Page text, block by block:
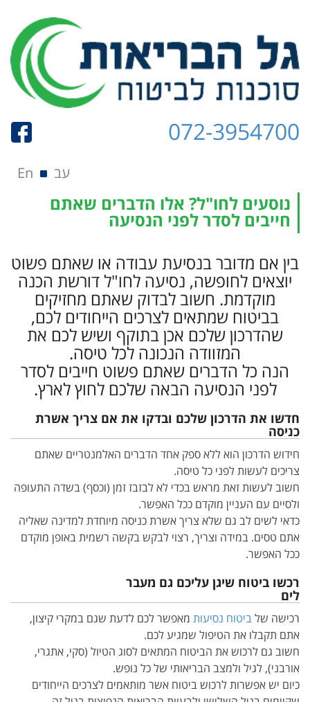
072-3954700
עב En
נוסעים לחו"ל? אלו הדברים שאתם
חייבים לסדר לפני הנסיעה
בין אם מדובר בנסיעת עבודה או שאתם פשוט
יוצאים לחופשה, נסיעה לחו"ל דורשת הכנה
מוקדמת. חשוב לבדוק שאתם מחזיקים
בביטוח שמתאים לצרכים הייחודים לכם,
שהדרכון שלכם אכן בתוקף ושיש לכם את
המזוודה הנכונה לכל טיסה.
הנה כל הדברים שאתם פשוט חייבים לסדר
לפני הנסיעה הבאה שלכם לחוץ לארץ.
חדשו את הדרכון שלכם ובדקו את אם צריך אשרת
כניסה
חידוש הדרכון הוא ללא ספק אחד הדברים האלמנטריים שאתם
צריכים לעשות לפני כל טיסה.
חשוב לעשות זאת מראש בכדי לא לבזבז זמן (וכסף) בשדה התעופה
ולסיים עם העניין מוקדם ככל האפשר.
כדאי לשים לב גם שלא צריך אשרת כניסה מיוחדת למדינה שאליה
אתם טסים. במידה וצריך, רצוי לבקש בקשה רשמית באופן מוקדם
ככל האפשר.
רכשו ביטוח שיגן עליכם גם מעבר
לים
רכישה שלביטוח נסיעות מאפשר לכם לדעת שגם במקרי קיצון,
אתם תקבלו את הטיפול שמגיע לכם.
חשוב גם לרכוש את הביטוח המתאים לסוג הטיול (סקי, אתגרי,
אורבני), לגיל ולמצב הבריאותי של כל נופש.
כיום יש אפשרות לרכוש ביטוח אשר מותאמים לצרכים הייחודים